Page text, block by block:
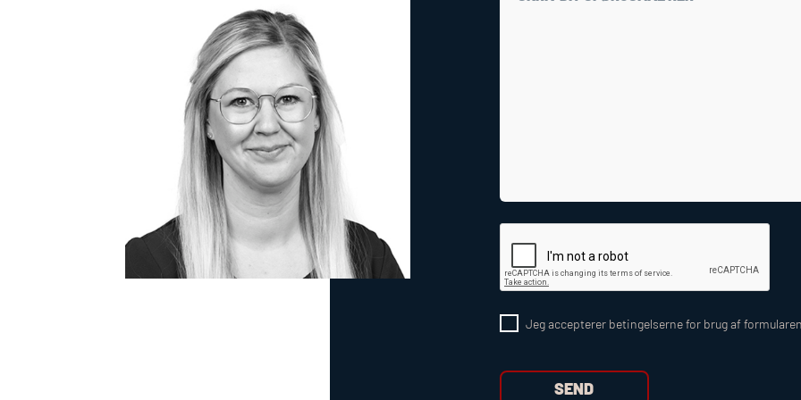
Jeg accepterer betingelserne for brug af